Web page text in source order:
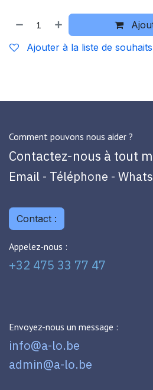
Ajouter à la liste de souhaits
Comment pouvons nous aider ?
Contactez-nous à tout
Email - Téléphone -
Contact :
Appelez-nous :
+32 475 33 77 47
Envoyez-nous un message :
info@a-lo.be
admin@a-lo.be